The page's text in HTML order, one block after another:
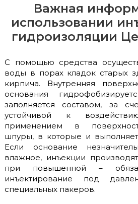
Важная
использовании
гидроизоляции
С помощью средства
воды в порах кладок старых
кирпича. Внутренняя
основания
заполняется составом, за
устойчивой к
применением в
шпуры, в которые и
Если основание
влажное, инъекции
при повышенной –
инъектирование под
специальных пакеров.